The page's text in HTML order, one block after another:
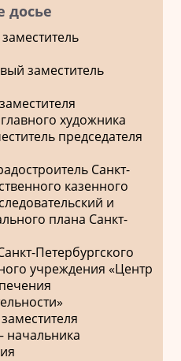
досье
заместитель
художника
председателя
Санкт-
казенного
и
плана Санкт-
Петербургского
учреждения «Центр
начальника